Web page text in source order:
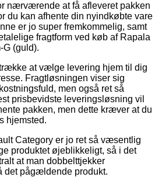
nærværende at få afleveret pakken
du kan afhente din nyindkøbte vare
er jo super fremkommelig, samt
fragtform ved køb af Rapala
G (guld).
at vælge levering hjem til dig
Fragtløsningen viser sig
men også ret så
prisbevidste leveringsløsning vil
pakken, men dette kræver at du
hjemsted.
Category er jo ret så væsentlig
produktet øjeblikkeligt, så i det
at man dobbelttjekker
det pågældende produkt.